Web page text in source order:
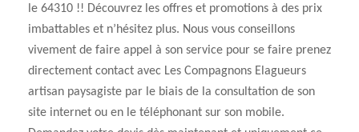
le 64310 !! Découvrez les offres et promotions à des prix
imbattables et n’hésitez plus. Nous vous conseillons
vivement de faire appel à son service pour se faire prenez
directement contact avec Les Compagnons Elagueurs
artisan paysagiste par le biais de la consultation de son
site internet ou en le téléphonant sur son mobile.